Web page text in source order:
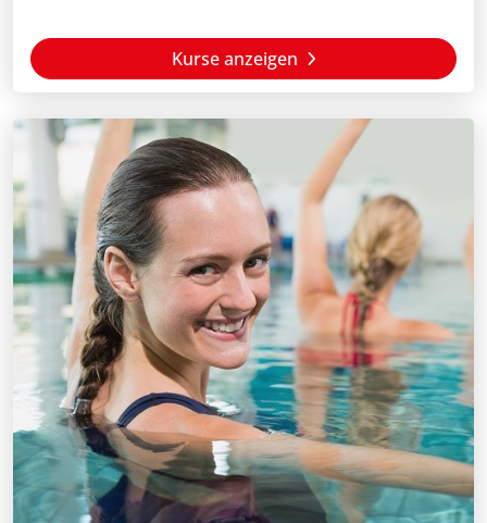
Kurse anzeigen